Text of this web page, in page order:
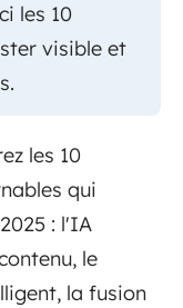
les 10
visible et
les 10
qui
: l'IA
le
la fusion